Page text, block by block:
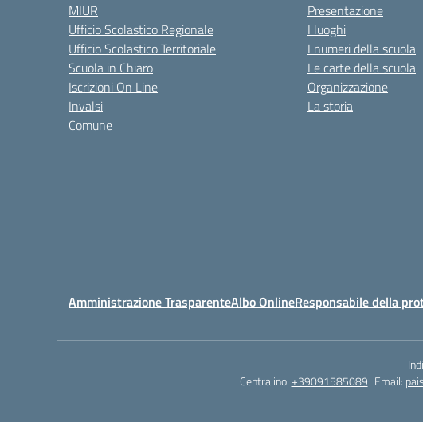
MIUR
Ufficio Scolastico Regionale
Ufficio Scolastico Territoriale
Scuola in Chiaro
Iscrizioni On Line
Invalsi
Comune
Presentazione
I luoghi
I numeri della scuola
Le carte della scuola
Organizzazione
La storia
Amministrazione TrasparenteAlbo OnlineResponsabile della
Centralino:+39091585089 Email: